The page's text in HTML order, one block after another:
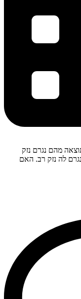
מהם נגרם נזק
לה נזק רב. האם